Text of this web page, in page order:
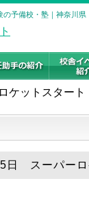
の予備校・塾｜神奈川県
ケットスタート
日 スーパーロ